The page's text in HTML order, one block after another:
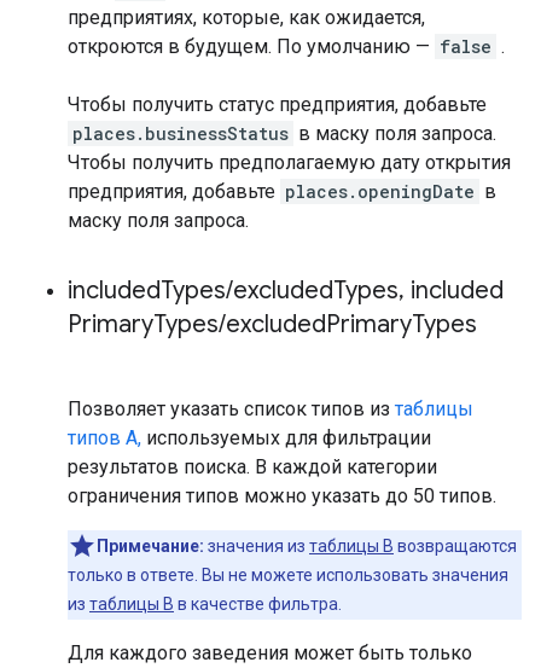
предприятиях, которые, как ожидается,
откроются в будущем. По умолчанию — false .
Чтобы получить статус предприятия, добавьте
places.businessStatus в маску поля запроса.
Чтобы получить предполагаемую дату открытия
предприятия, добавьте places.openingDate в
маску поля запроса.
includedTypes/excludedTypes, included
PrimaryTypes/excludedPrimaryTypes
Позволяет указать список типов из таблицы
типов A, используемых для фильтрации
результатов поиска. В каждой категории
ограничения типов можно указать до 50 типов.
Примечание: значения из таблицы B возвращаются
только в ответе. Вы не можете использовать значения
из таблицы B в качестве фильтра.
Для каждого заведения может быть только